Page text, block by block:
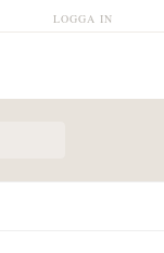
LOGGA IN